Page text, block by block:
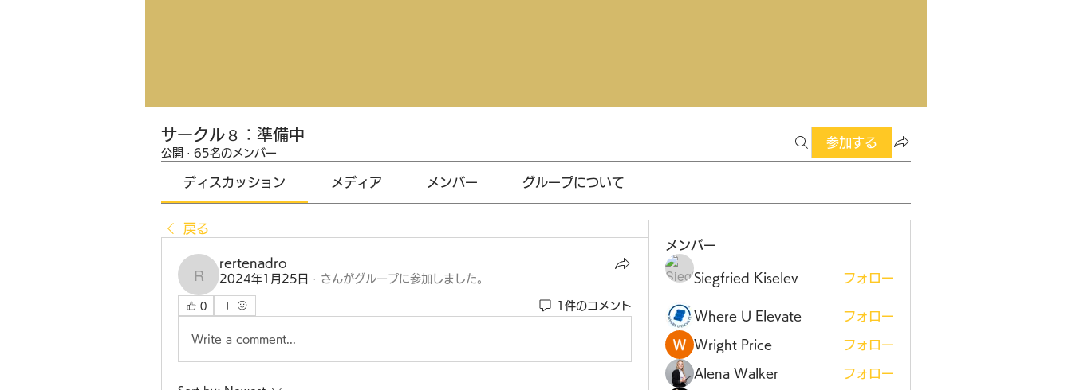
サークル８：準備中
公開 · 65名のメンバー
参加する
ディスカッション メディア メンバー グループについて
戻る
rertenadro
rertenadro
2024年1月25日 · さんがグループに参加しました。
0 1件のコメント
Write a comment...
メンバー
Siegfried Kiselev フォロー
Where U Elevate フォロー
Wright Price フォロー
Alena Walker フォロー